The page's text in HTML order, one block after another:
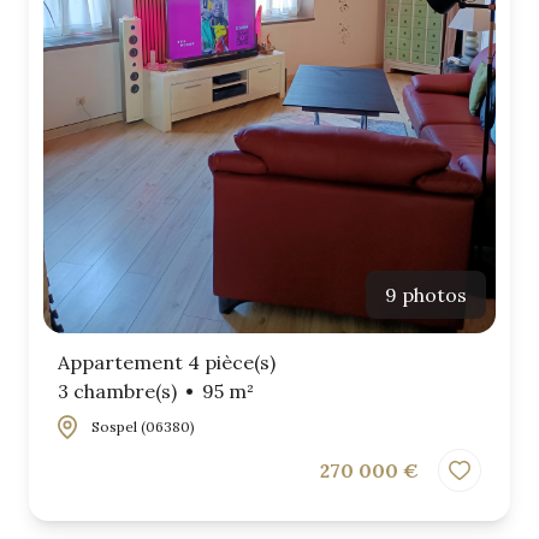
9 photos
Appartement 4 pièce(s)
3 chambre(s)
95 m²
Sospel (06380)
270 000 €